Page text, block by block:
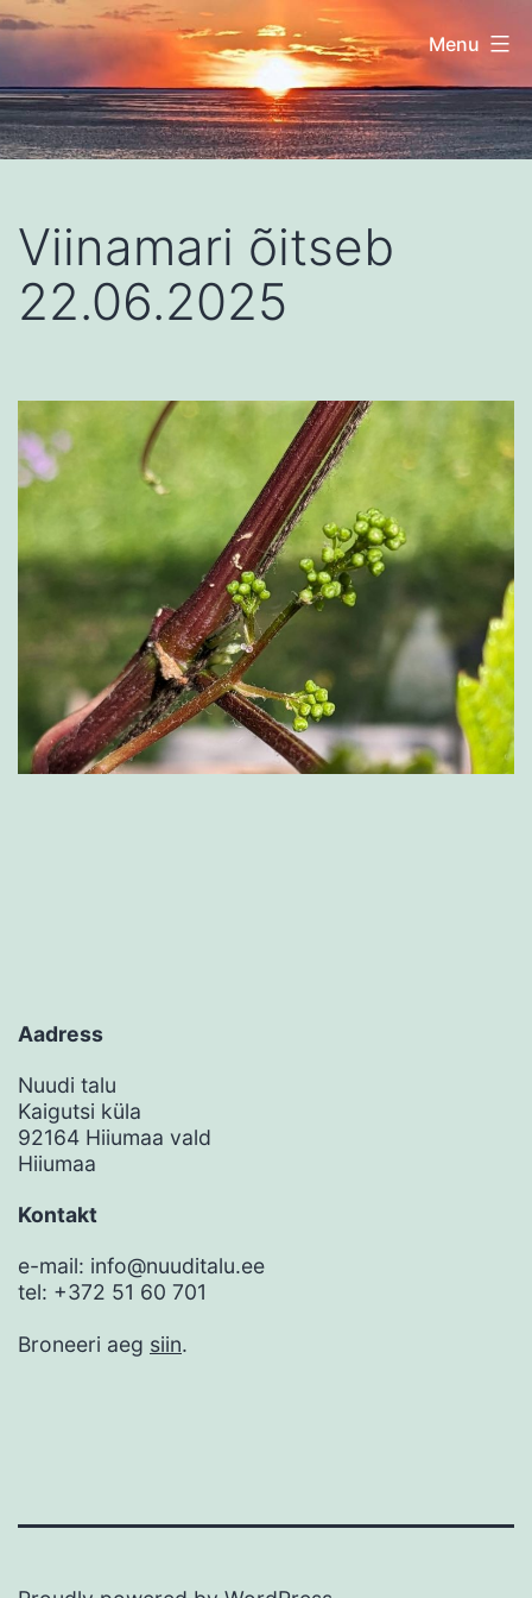
Skip
to
content
Nuudi
talu
Menu
Viinamari õitseb
22.06.2025
Aadress
Nuudi talu
Kaigutsi küla
92164 Hiiumaa vald
Hiiumaa
Kontakt
e-mail: info@nuuditalu.ee
tel: +372 51 60 701
Broneeri aeg siin.